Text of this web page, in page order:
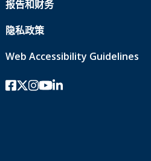
报告和财务
隐私政策
Web Accessibility Guidelines
Facebook
twitter-x
Instagram的
YouTube
领英